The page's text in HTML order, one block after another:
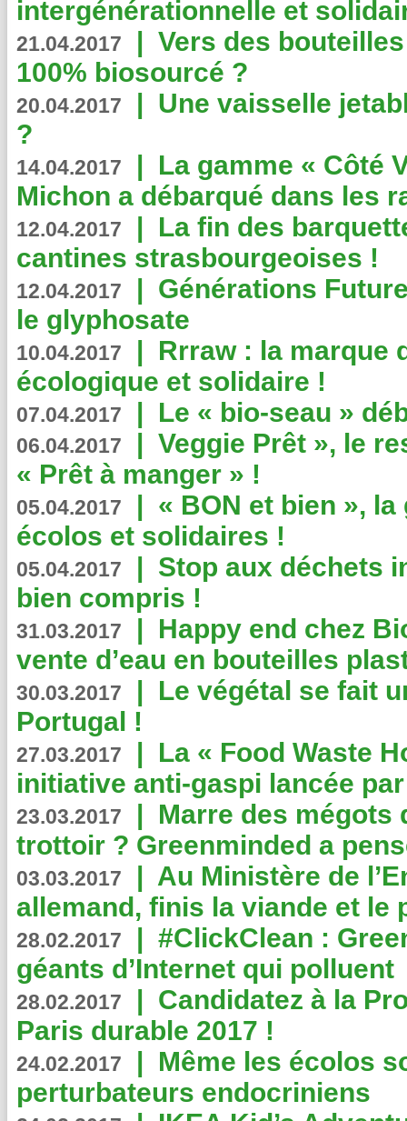
intergénérationnelle et
21.04.2017 | Vers des
100% biosourcé ?
20.04.2017 | Une vaisselle
?
14.04.2017 | La gamme « Côté
Michon a débarqué dans les
12.04.2017 | La fin des
cantines strasbourgeoises !
12.04.2017 | Générations
le glyphosate
10.04.2017 | Rrraw : la marque
écologique et solidaire !
07.04.2017 | Le « bio-seau »
06.04.2017 | Veggie Prêt », le
« Prêt à manger » !
05.04.2017 | « BON et bien »,
écolos et solidaires !
05.04.2017 | Stop aux déchets
bien compris !
31.03.2017 | Happy end chez
vente d’eau en bouteilles
30.03.2017 | Le végétal se fait
Portugal !
27.03.2017 | La « Food Waste
initiative anti-gaspi lancée
23.03.2017 | Marre des mégots
trottoir ? Greenminded a
03.03.2017 | Au Ministère de
allemand, finis la viande et le
28.02.2017 | #ClickClean :
géants d’Internet qui polluent
28.02.2017 | Candidatez à la
Paris durable 2017 !
24.02.2017 | Même les écolos
perturbateurs endocriniens